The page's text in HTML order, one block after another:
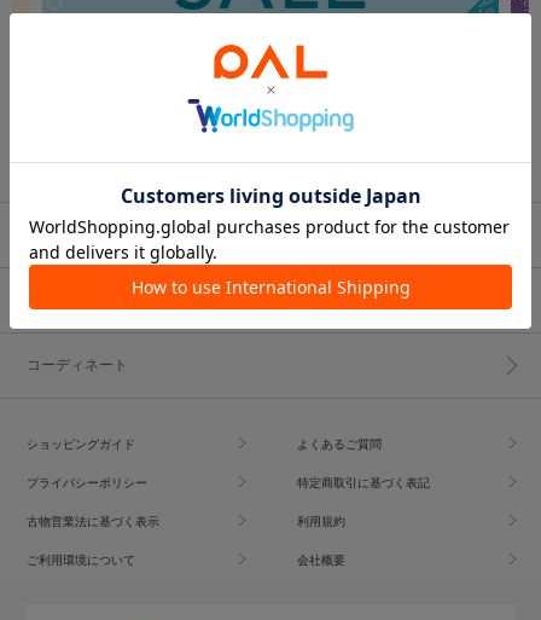
ブランド一覧
コーディネート
ショッピングガイド よくあるご質問
プライバシーポリシー 特定商取引に基づく表記
古物営業法に基づく表示 利用規約
ご利用環境について 会社概要